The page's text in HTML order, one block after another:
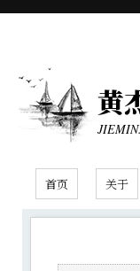
黄
首页 关于